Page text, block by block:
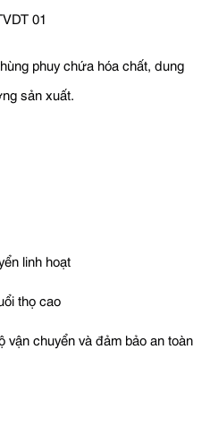
01
phuy chứa hóa chất, dung
sản xuất.
linh hoạt
thọ cao
chuyển và đảm bảo an toàn